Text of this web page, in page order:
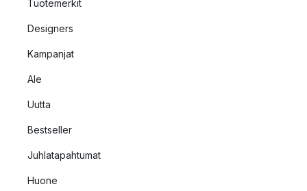
Tuotemerkit
Designers
Kampanjat
Ale
Uutta
Bestseller
Juhlatapahtumat
Huone